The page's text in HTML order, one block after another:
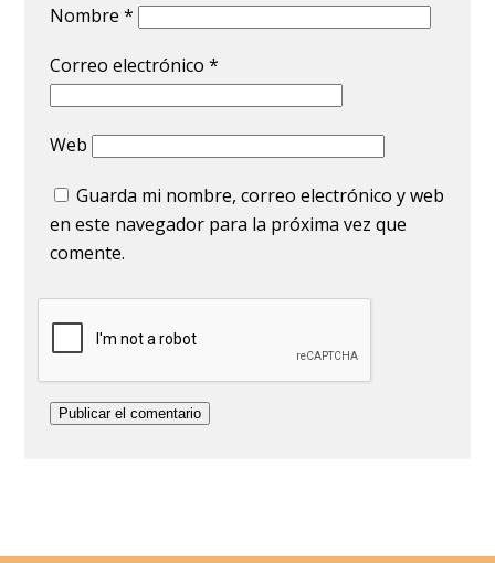
Nombre*
Correo electrónico*
Web
Guarda mi nombre, correo electrónico y web
en este navegador para la próxima vez que
comente.